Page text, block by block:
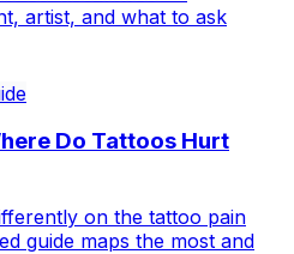
artist, and what to ask
Do Tattoos Hurt
on the tattoo pain
guide maps the most and